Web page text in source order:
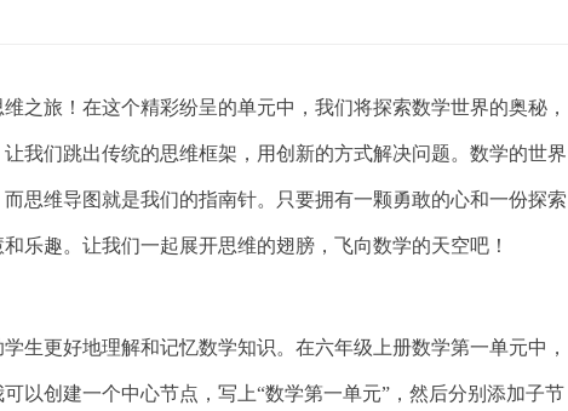
之旅！在这个精彩纷呈的单元中，我们将探索数学世界的奥秘，
我们跳出传统的思维框架，用创新的方式解决问题。数学的世界
思维导图就是我们的指南针。只要拥有一颗勇敢的心和一份探索
乐趣。让我们一起展开思维的翅膀，飞向数学的天空吧！
生更好地理解和记忆数学知识。在六年级上册数学第一单元中，
以创建一个中心节点，写上“数学第一单元”，然后分别添加子节